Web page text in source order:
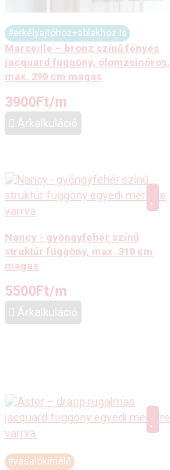
#erkélyajtóhoz+ablakhoz is
Marseille – bronz színű fényes
jacquard függöny, ólomzsinóros,
max. 290 cm magas
3900Ft/m
Árkalkuláció
Nancy - gyöngyfehér színű
struktúr függöny, max. 310 cm
magas
5500Ft/m
Árkalkuláció
#vasalókímélő